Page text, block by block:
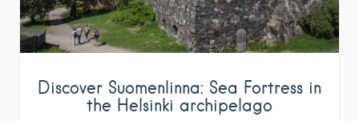
Discover Suomenlinna: Sea Fortress in
the Helsinki archipelago